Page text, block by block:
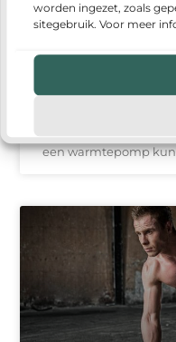
worden ingezet, zoals
sitegebruik. Voor meer
Warmtepomp
Steeds meer
om hun woning
een warmtepomp kun